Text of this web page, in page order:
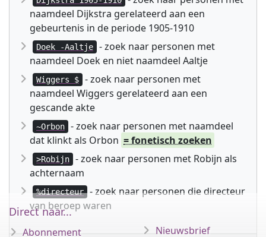
naamdeel Dijkstra gerelateerd aan een
gebeurtenis in de periode 1905-1910
Doek -Aaltje
- zoek naar personen met
naamdeel Doek en niet naamdeel Aaltje
Wiggers $
- zoek naar personen met
naamdeel Wiggers gerelateerd aan een
gescande akte
~Orbon
- zoek naar personen met naamdeel
dat klinkt als Orbon = fonetisch zoeken
>Robijn
- zoek naar personen met Robijn als
achternaam
%directeur
- zoek naar personen die directeur
van beroep waren
Direct naar...
Abonnement
Nieuwsbrief